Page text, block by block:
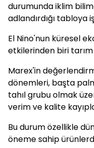
durumunda iklim
adlandırdığı tabloya
El Nino'nun küresel
etkilerinden biri
Marex'in
dönemleri, başta
tahıl grubu olmak
verim ve kalite
Bu durum özellikle
öneme sahip